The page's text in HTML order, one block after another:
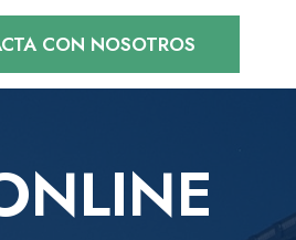
CON NOSOTROS